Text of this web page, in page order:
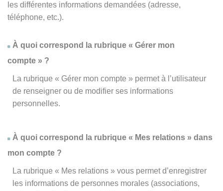
les différentes informations demandées (adresse,
téléphone, etc.).
À quoi correspond la rubrique « Gérer mon
compte » ?
La rubrique « Gérer mon compte » permet à l’utilisateur
de renseigner ou de modifier ses informations
personnelles.
À quoi correspond la rubrique « Mes relations » dans
mon compte ?
La rubrique « Mes relations » vous permet d’enregistrer
les informations de personnes morales (associations,